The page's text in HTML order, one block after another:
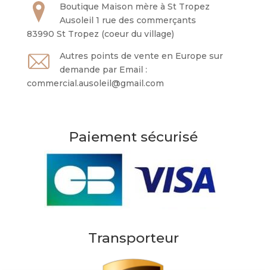
Boutique Maison mère à St Tropez
Ausoleil 1 rue des commerçants
83990 St Tropez (coeur du village)
Autres points de vente en Europe sur
demande par Email :
commercial.ausoleil@gmail.com
Paiement sécurisé
Transporteur